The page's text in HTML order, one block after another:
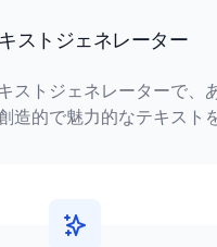
ストジェネレーター
ストジェネレーターで、
造的で魅力的なテキスト